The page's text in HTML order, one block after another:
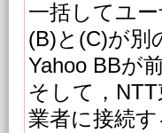
一括してユ
(B)と(C)が別
Yahoo BBが
そして，
業者に接続す